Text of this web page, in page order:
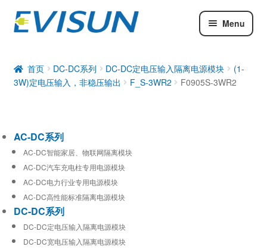
Menu
DC-DC系列
工业通信模块
首页 DC-DC系列 DC-DC定电压输入隔离电源模块
(1-
3W)定电压输入，非稳压输出
F_S-3WR2 F0905S-3WR2
AC-DC系列
AC-DC智能家居、物联网隔离模块
AC-DC汽车充电柱专用电源模块
AC-DC电力行业专用电源模块
AC-DC高性能标准隔离电源模块
DC-DC系列
DC-DC定电压输入隔离电源模块
DC-DC宽电压输入隔离电源模块